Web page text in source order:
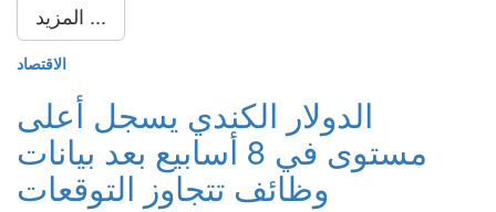
المزيد ...
الاقتصاد
الدولار الكندي يسجل أعلى
مستوى في 8 أسابيع بعد بيانات
وظائف تتجاوز التوقعات